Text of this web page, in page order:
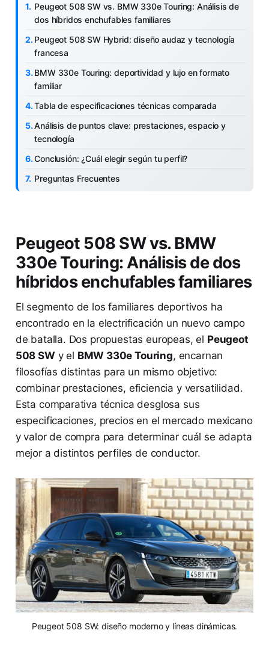
Peugeot 508 SW vs. BMW 330e Touring: Análisis de
dos híbridos enchufables familiares
Peugeot 508 SW Hybrid: diseño audaz y tecnología
francesa
BMW 330e Touring: deportividad y lujo en formato
familiar
Tabla de especificaciones técnicas comparada
Análisis de puntos clave: prestaciones, espacio y
tecnología
Conclusión: ¿Cuál elegir según tu perfil?
Preguntas Frecuentes
Peugeot 508 SW vs. BMW
330e Touring: Análisis de dos
híbridos enchufables familiares
El segmento de los familiares deportivos ha
encontrado en la electrificación un nuevo campo
de batalla. Dos propuestas europeas, el Peugeot
508 SW y el BMW 330e Touring, encarnan
filosofías distintas para un mismo objetivo:
combinar prestaciones, eficiencia y versatilidad.
Esta comparativa técnica desglosa sus
especificaciones, precios en el mercado mexicano
y valor de compra para determinar cuál se adapta
mejor a distintos perfiles de conductor.
Peugeot 508 SW: diseño moderno y líneas dinámicas.